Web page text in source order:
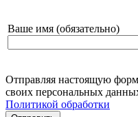
Ваше имя (обязательно)
Отправляя настоящую
своих персональных
Политикой обработки